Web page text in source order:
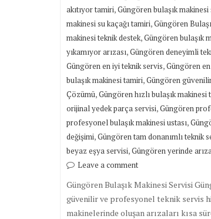
akıtıyor tamiri,Güngören bulaşık
makinesi su kaçağı tamiri,Güngören
makinesi teknik destek,Güngören bulaşık
yıkamıyor arızası,Güngören deneyimli
Güngören en iyi teknik servis,Güngören
bulaşık makinesi tamiri,Güngören
Çözümü,Güngören hızlı bulaşık makinesi
orijinal yedek parça servisi,Güngören
profesyonel bulaşık makinesi ustası,
değişimi,Güngören tam donanımlı teknik
beyaz eşya servisi,Güngören yerinde
Leave a comment
Güngören Bulaşık Makinesi Servisi
güvenilir ve profesyonel teknik servis
makinelerinde oluşan arızaları kısa